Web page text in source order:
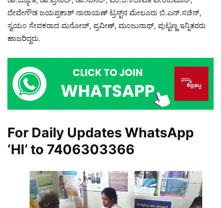
ದೇವೇಗೌಡ ಜಯಪ್ರಕಾಶ್ ನಾರಾಯಣ್ ಟ್ರಸ್ಟ್‌ನ ಮೇಲೂರು ಬಿ.ಎನ್.ಸಚಿನ್,
ಸ್ವಯಂ ಸೇವಕರಾದ ಮನೋಜ್, ಪ್ರವೀಣ್, ಮಂಜುನಾಥ್, ಪುಟ್ಟಣ್ಣ ಇನ್ನಿತರರು
ಹಾಜರಿದ್ದರು.
For Daily Updates WhatsApp
‘HI’ to 7406303366